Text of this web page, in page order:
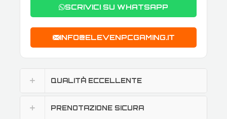
SCRIVICI SU WHATSAPP
INFO@ELEVENPCGAMING.IT
QUALITÀ ECCELLENTE
PRENOTAZIONE SICURA